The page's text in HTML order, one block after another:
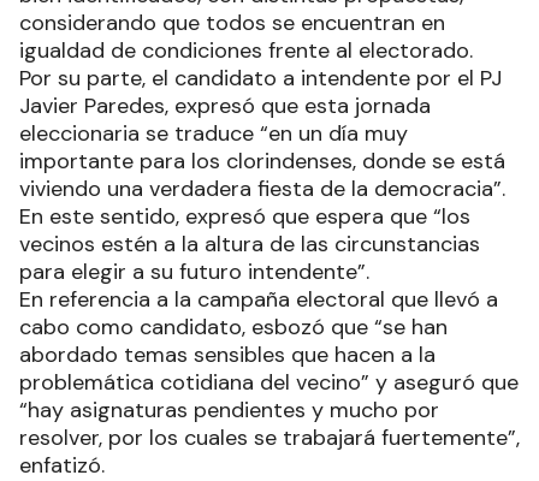
considerando que todos se encuentran en
igualdad de condiciones frente al electorado.
Por su parte, el candidato a intendente por el PJ
Javier Paredes, expresó que esta jornada
eleccionaria se traduce “en un día muy
importante para los clorindenses, donde se está
viviendo una verdadera fiesta de la democracia”.
En este sentido, expresó que espera que “los
vecinos estén a la altura de las circunstancias
para elegir a su futuro intendente”.
En referencia a la campaña electoral que llevó a
cabo como candidato, esbozó que “se han
abordado temas sensibles que hacen a la
problemática cotidiana del vecino” y aseguró que
“hay asignaturas pendientes y mucho por
resolver, por los cuales se trabajará fuertemente”,
enfatizó.